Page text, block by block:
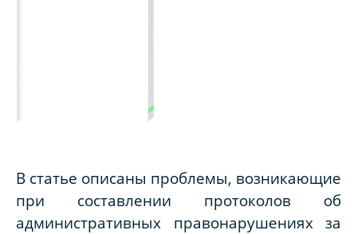
В статье описаны проблемы, возникающие
при составлении протоколов об
административных правонарушениях за